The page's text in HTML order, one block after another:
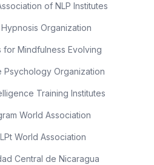
of NLP Institutes
Organization
for Mindfulness Evolving
Psychology Organization
Training Institutes
World Association
World Association
Central de Nicaragua